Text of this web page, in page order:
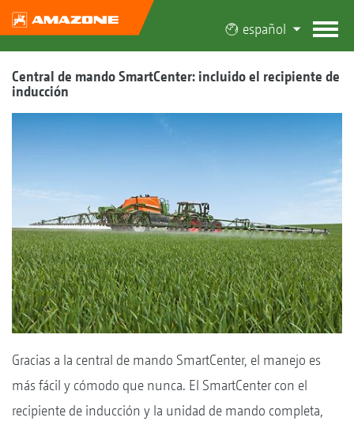
español
Central de mando SmartCenter: incluido el recipiente de
inducción
Gracias a la central de mando SmartCenter, el manejo es
más fácil y cómodo que nunca. El SmartCenter con el
recipiente de inducción y la unidad de mando completa,